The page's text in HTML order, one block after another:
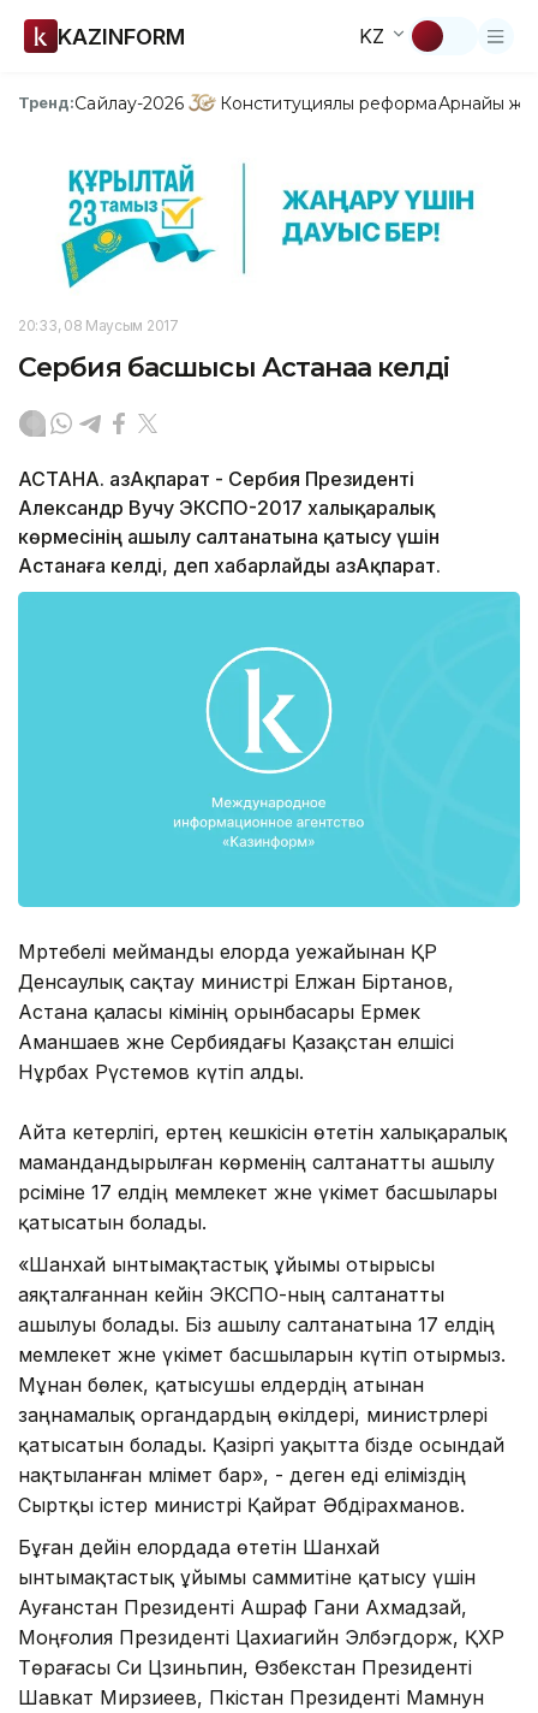
KAZINFORM KZ
Тренд:Сайлау-2026 Конституциялық реформаАрнайы
20:33, 08 Маусым 2017
Сербия басшысы Астанаға келді
АСТАНА. ҚазАқпарат - Сербия Президенті
Александр Вучу ЭКСПО-2017 халықаралық
көрмесінің ашылу салтанатына қатысу үшін
Астанаға келді, деп хабарлайды ҚазАқпарат.
Мәртебелі мейманды елорда әуежайынан ҚР
Денсаулық сақтау министрі Елжан Біртанов,
Астана қаласы әкімінің орынбасары Ермек
Аманшаев және Сербиядағы Қазақстан елшісі
Нұрбах Рүстемов күтіп алды.
Айта кетерлігі, ертең кешкісін өтетін халықаралық
мамандандырылған көрменің салтанатты ашылу
рәсіміне 17 елдің мемлекет және үкімет басшылары
қатысатын болады.
«Шанхай ынтымақтастық ұйымы отырысы
аяқталғаннан кейін ЭКСПО-ның салтанатты
ашылуы болады. Біз ашылу салтанатына 17 елдің
мемлекет және үкімет басшыларын күтіп отырмыз.
Мұнан бөлек, қатысушы елдердің атынан
заңнамалық органдардың өкілдері, министрлері
қатысатын болады. Қазіргі уақытта бізде осындай
нақтыланған мәлімет бар», - деген еді еліміздің
Сыртқы істер министрі Қайрат Әбдірахманов.
Бұған дейін елордада өтетін Шанхай
ынтымақтастық ұйымы саммитіне қатысу үшін
Ауғанстан Президенті Ашраф Гани Ахмадзай,
Моңғолия Президенті Цахиагийн Элбэгдорж, ҚХР
Төрағасы Си Цзиньпин, Өзбекстан Президенті
Шавкат Мирзиеев, Пәкістан Президенті Мамнун